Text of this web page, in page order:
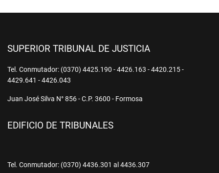
SUPERIOR TRIBUNAL DE JUSTICIA
Tel. Conmutador: (0370) 4425.190 - 4426.163 - 4420.215 -
4429.641 - 4426.043
Juan José Silva N° 856 - C.P. 3600 - Formosa
EDIFICIO DE TRIBUNALES
Tel. Conmutador: (0370) 4436.301 al 4436.307